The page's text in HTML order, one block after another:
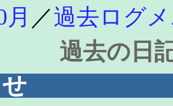
／過去ログ
過去の日